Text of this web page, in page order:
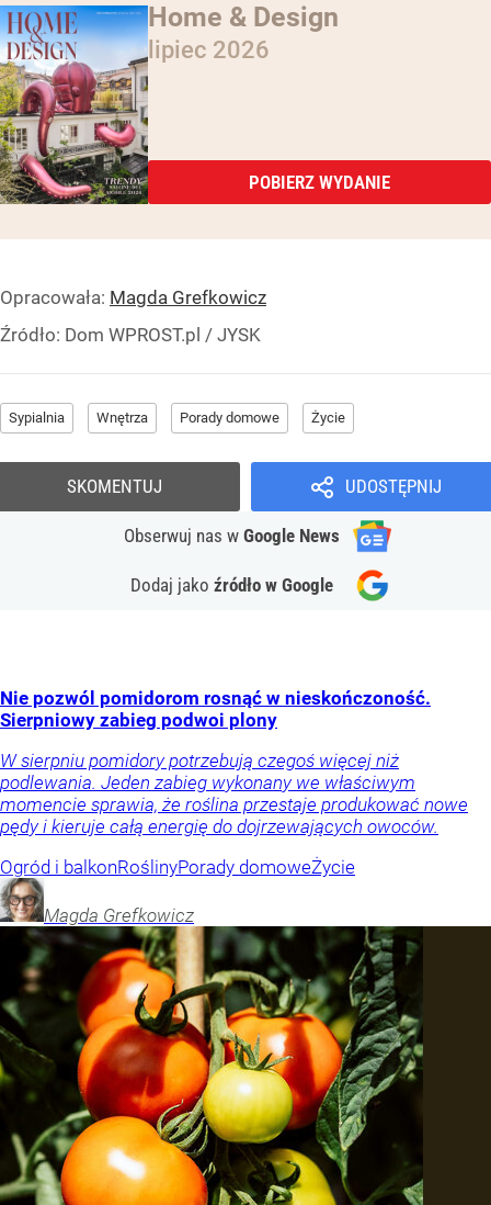
Home & Design
lipiec 2026
POBIERZ WYDANIE
Opracowała: Magda Grefkowicz
Źródło: Dom WPROST.pl / JYSK
Sypialnia Wnętrza Porady domowe Życie
UDOSTĘPNIJ
Obserwuj nas w Google News
Dodaj jako źródło w Google
SKOMENTUJ
Nie pozwól pomidorom rosnąć w nieskończoność.
Sierpniowy zabieg podwoi plony
W sierpniu pomidory potrzebują czegoś więcej niż
podlewania. Jeden zabieg wykonany we właściwym
momencie sprawia, że roślina przestaje produkować nowe
pędy i kieruje całą energię do dojrzewających owoców.
Ogród i balkonRoślinyPorady domoweŻycie
Magda Grefkowicz